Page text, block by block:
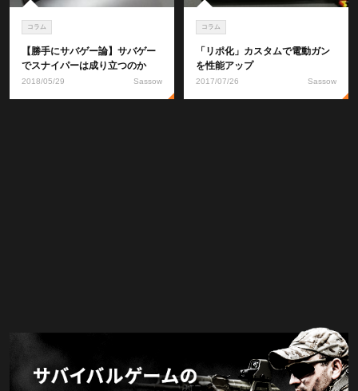
コラム
【勝手にサバゲー論】サバゲー
でスナイパーは成り立つのか
2018/05/29 Sassow
コラム
「リポ化」カスタムで電動ガン
を性能アップ
2017/07/26 Sassow